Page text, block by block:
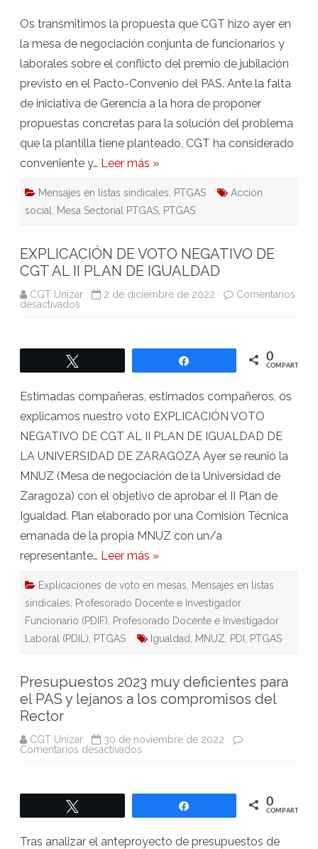
(18-
01-
2023)
Os transmitimos la propuesta que CGT hizo ayer en
la mesa de negociación conjunta de funcionarios y
laborales sobre el conflicto del premio de jubilación
previsto en el Pacto-Convenio del PAS. Ante la falta
de iniciativa de Gerencia a la hora de proponer
propuestas concretas para la solución del problema
que la plantilla tiene planteado, CGT ha considerado
conveniente y… Leer más »
Mensajes en listas sindicales PTGAS
Acción
social
Mesa Sectorial PTGAS PTGAS
EXPLICACIÓN DE VOTO NEGATIVO DE
CGT AL II PLAN DE IGUALDAD
CGT Unizar 2 de diciembre de 2022
Comentarios
desactivados
AL
PLAN
DE
IGUALDAD
0
COMPARTIR
Estimadas compañeras, estimados compañeros, os
explicamos nuestro voto EXPLICACIÓN VOTO
NEGATIVO DE CGT AL II PLAN DE IGUALDAD DE
LA UNIVERSIDAD DE ZARAGOZA Ayer se reunió la
MNUZ (Mesa de negociación de la Universidad de
Zaragoza) con el objetivo de aprobar el II Plan de
Igualdad. Plan elaborado por una Comisión Técnica
emanada de la propia MNUZ con un/a
representante… Leer más »
Explicaciones de voto en mesas
Mensajes en listas
sindicales
Profesorado Docente e Investigador
Funcionario (PDIF)
Profesorado Docente e Investigador
Laboral (PDIL)
PTGAS Igualdad MNUZ PDI PTGAS
Presupuestos 2023 muy deficientes para
el PAS y lejanos a los compromisos del
Rector
CGT Unizar
30 de noviembre de 2022
Comentarios desactivados
PAS
lejanos
0
COMPARTIR
Tras analizar el anteproyecto de presupuestos de